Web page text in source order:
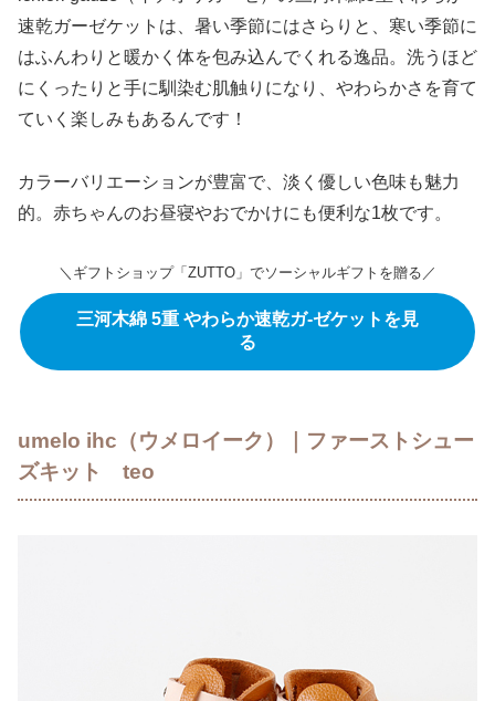
速乾ガーゼケットは、暑い季節にはさらりと、寒い季節に
はふんわりと暖かく体を包み込んでくれる逸品。洗うほど
にくったりと手に馴染む肌触りになり、やわらかさを育て
ていく楽しみもあるんです！
カラーバリエーションが豊富で、淡く優しい色味も魅力
的。赤ちゃんのお昼寝やおでかけにも便利な1枚です。
＼ギフトショップ「ZUTTO」でソーシャルギフトを贈る／
三河木綿 5重 やわらか速乾ガ-ゼケットを見
る
umelo ihc（ウメロイーク）｜ファーストシュー
ズキット teo